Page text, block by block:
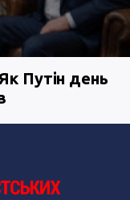
Путін день